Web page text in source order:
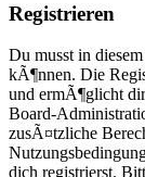
Registrieren
Du musst in
kÃ¶nnen. Die
und ermÃ¶glicht
Board-
zusÃ¤tzliche
dich registrierst.